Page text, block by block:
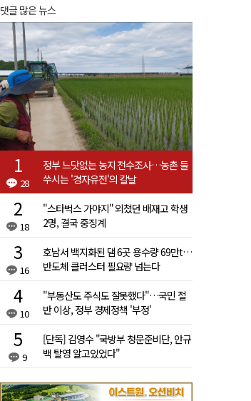
댓글 많은 뉴스
28
정부 느닷없는 농지 전수조사…농촌 들
쑤시는 '경자유전'의 칼날
18
"스타벅스 가야지" 외쳤던 배재고 학생
2명, 결국 중징계
16
호남서 백지화된 댐 6곳 용수량 69만t…
반도체 클러스터 필요량 넘는다
10
"부동산도 주식도 잘못했다"…국민 절
반 이상, 정부 경제정책 '부정'
9
[단독] 김영수 "국방부 청문준비단, 안규
백 탈영 알고있었다"